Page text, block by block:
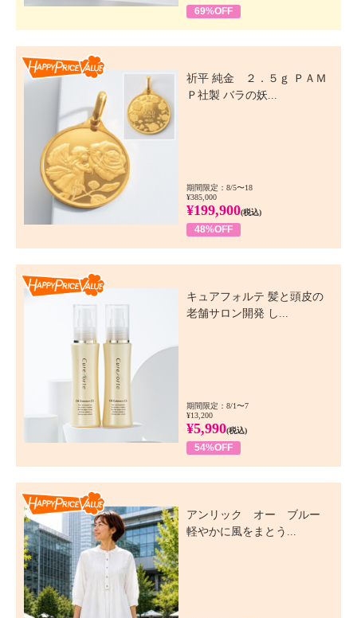
69%OFF
祈平 純金 ２．５ｇ ＰＡＭ
Ｐ社製 バラの妖...
期間限定：8/5〜18
¥385,000
¥199,900(税込)
48%OFF
キュアフォルテ 髪と頭皮の
老舗サロン開発 し...
期間限定：8/1〜7
¥13,200
¥5,990(税込)
54%OFF
アンリック オー ブルー
軽やかに風をまとう...